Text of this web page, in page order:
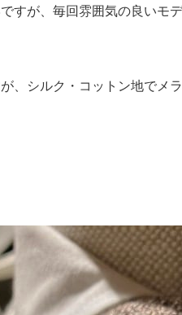
すが、毎回雰囲気の良いモ
、シルク・コットン地でメ